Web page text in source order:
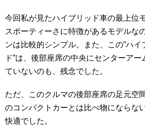
今回私が見たハイブリッド車の最上位モ
スポーティーさに特徴があるモデルな
ンは比較的シンプル。また、この”ハイ
ド”は、後部座席の中央にセンターア
ていないのも、残念でした。
ただ、このクルマの後部座席の足元空
のコンパクトカーとは比べ物にならな
快適でした。